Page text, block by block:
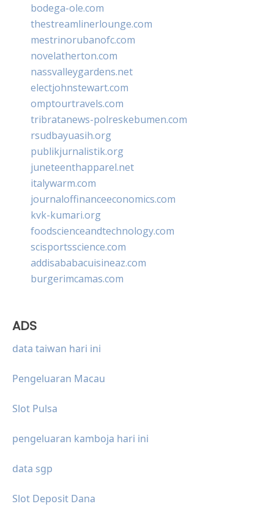
bodega-ole.com
thestreamlinerlounge.com
mestrinorubanofc.com
novelatherton.com
nassvalleygardens.net
electjohnstewart.com
omptourtravels.com
tribratanews-polreskebumen.com
rsudbayuasih.org
publikjurnalistik.org
juneteenthapparel.net
italywarm.com
journaloffinanceeconomics.com
kvk-kumari.org
foodscienceandtechnology.com
scisportsscience.com
addisababacuisineaz.com
burgerimcamas.com
ADS
data taiwan hari ini
Pengeluaran Macau
Slot Pulsa
pengeluaran kamboja hari ini
data sgp
Slot Deposit Dana